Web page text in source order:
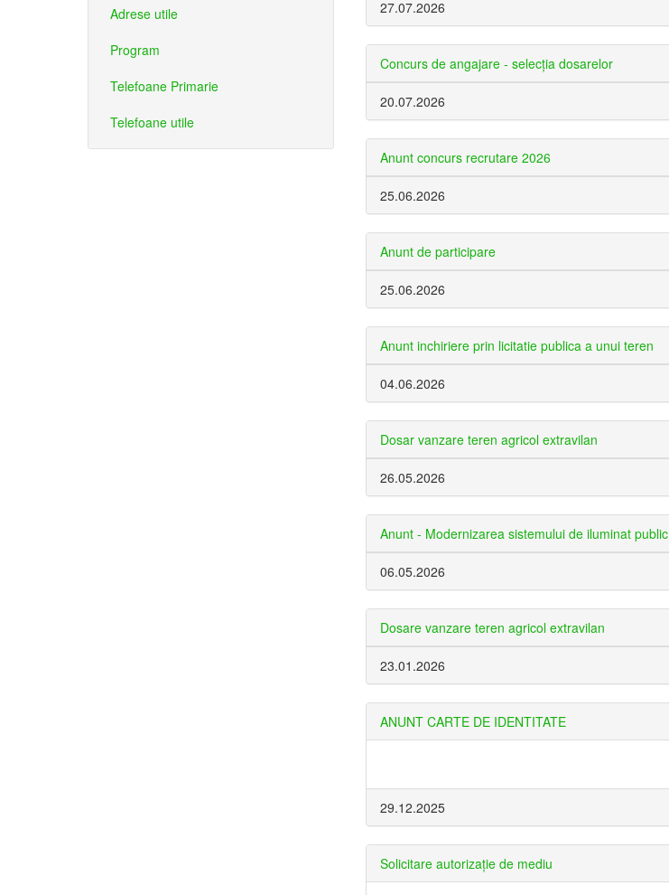
27.07.2026
Concurs de angajare - selecţia dosarelor
20.07.2026
Anunt concurs recrutare 2026
25.06.2026
Anunt de participare
25.06.2026
Anunt inchiriere prin licitatie publica a unui teren
04.06.2026
Dosar vanzare teren agricol extravilan
26.05.2026
Anunt - Modernizarea sistemului de iluminat public
06.05.2026
Dosare vanzare teren agricol extravilan
23.01.2026
ANUNT CARTE DE IDENTITATE
29.12.2025
Solicitare autorizație de mediu
Adrese utile
Program
Telefoane Primarie
Telefoane utile